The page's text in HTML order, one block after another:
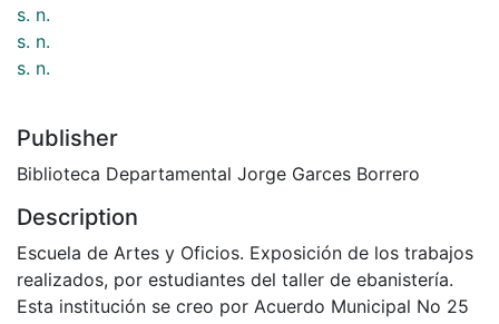
s. n.
s. n.
s. n.
Publisher
Biblioteca Departamental Jorge Garces Borrero
Description
Escuela de Artes y Oficios. Exposición de los trabajos
realizados, por estudiantes del taller de ebanistería.
Esta institución se creo por Acuerdo Municipal No 25